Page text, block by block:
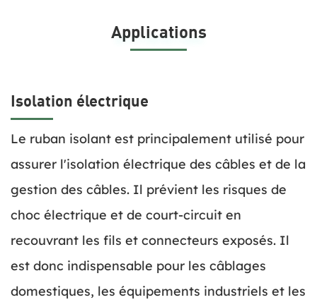
Applications
Applications of BOPP Tape in Packaging
Isolation électrique
Le ruban isolant est principalement utilisé pour
assurer l'isolation électrique des câbles et de la
gestion des câbles. Il prévient les risques de
choc électrique et de court-circuit en
recouvrant les fils et connecteurs exposés. Il
est donc indispensable pour les câblages
domestiques, les équipements industriels et les